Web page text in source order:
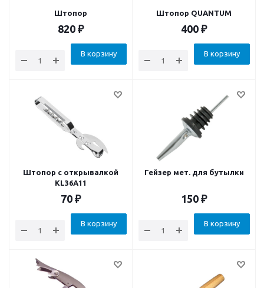
Штопор
820 ₽
В корзину
Штопор QUANTUM
400 ₽
В корзину
Штопор с открывалкой
KL36A11
70 ₽
В корзину
Гейзер мет. для бутылки
150 ₽
В корзину